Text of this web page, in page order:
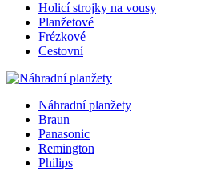
Holicí strojky na vousy
Planžetové
Frézkové
Cestovní
Náhradní planžety
Braun
Panasonic
Remington
Philips